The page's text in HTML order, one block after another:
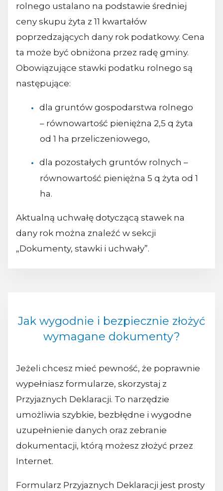
rolnego ustalano na podstawie średniej
ceny skupu żyta z 11 kwartałów
poprzedzających dany rok podatkowy. Cena
ta może być obniżona przez radę gminy.
Obowiązujące stawki podatku rolnego są
następujące:
dla gruntów gospodarstwa rolnego
– równowartość pieniężna 2,5 q żyta
od 1 ha przeliczeniowego,
dla pozostałych gruntów rolnych –
równowartość pieniężna 5 q żyta od 1
ha.
Aktualną uchwałę dotyczącą stawek na
dany rok można znaleźć w sekcji
„Dokumenty, stawki i uchwały”.
Jak wygodnie i bezpiecznie złożyć
wymagane dokumenty?
Jeżeli chcesz mieć pewność, że poprawnie
wypełniasz formularze, skorzystaj z
Przyjaznych Deklaracji. To narzędzie
umożliwia szybkie, bezbłędne i wygodne
uzupełnienie danych oraz zebranie
dokumentacji, którą możesz złożyć przez
Internet.
Formularz Przyjaznych Deklaracji jest prosty